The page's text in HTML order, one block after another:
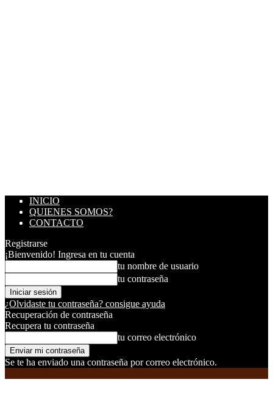
INICIO
QUIENES SOMOS?
CONTACTO
Registrarse
¡Bienvenido! Ingresa en tu cuenta
tu nombre de usuario
tu contraseña
¿Olvidaste tu contraseña? consigue ayuda
Recuperación de contraseña
Recupera tu contraseña
tu correo electrónico
Se te ha enviado una contraseña por correo electrónico.